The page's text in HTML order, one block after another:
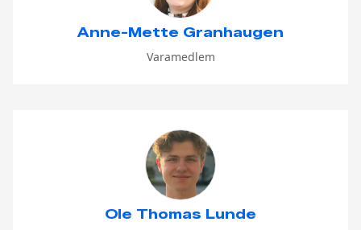
Anne-Mette Granhaugen
Varamedlem
Ole Thomas Lunde